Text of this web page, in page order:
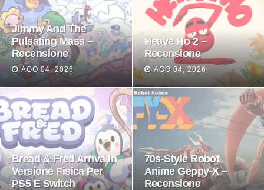
Jimmy And The
Pulsating Mass –
Recensione
AGO 04, 2026
Heave Ho 2 –
Recensione
AGO 04, 2026
Bread & Fred Arriva In
Versione Fisica Per
PS5 E Switch
70s-Style Robot
Anime Geppy-X –
Recensione